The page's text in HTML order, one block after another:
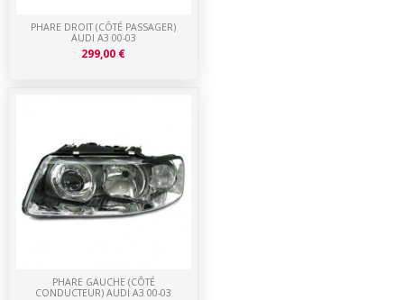
PHARE GAUCHE (CÔTÉ
CONDUCTEUR) AUDI A3 00-03
PHARE DROIT (CÔTÉ PASSAGER)
AUDI A3 00-03
299,00 €